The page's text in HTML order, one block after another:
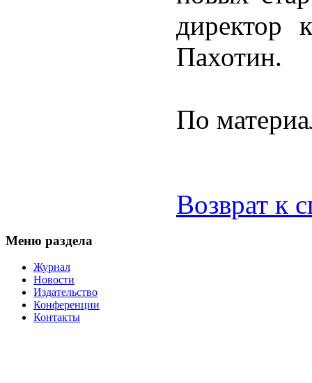
директор
Пахотин.
По
Возврат к
Меню раздела
Журнал
Новости
Издательство
Конференции
Контакты